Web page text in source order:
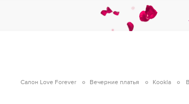
Салон Love Forever Вечерние платья Kookla